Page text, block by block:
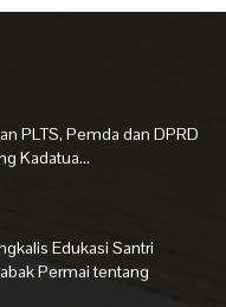
PLTS, Pemda dan DPRD
Kadatua...
Edukasi Santri
Permai tentang